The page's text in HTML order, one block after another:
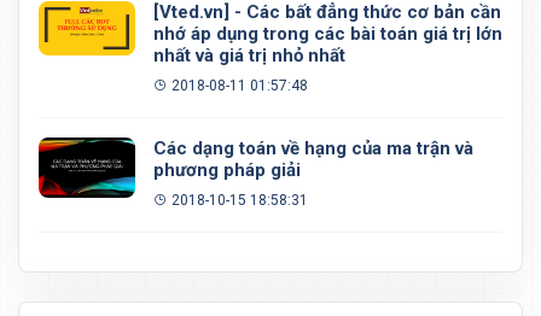
[Vted.vn] - Các bất đẳng thức cơ bản cần
nhớ áp dụng trong các bài toán giá trị lớn
nhất và giá trị nhỏ nhất
2018-08-11 01:57:48
Các dạng toán về hạng của ma trận và
phương pháp giải
2018-10-15 18:58:31